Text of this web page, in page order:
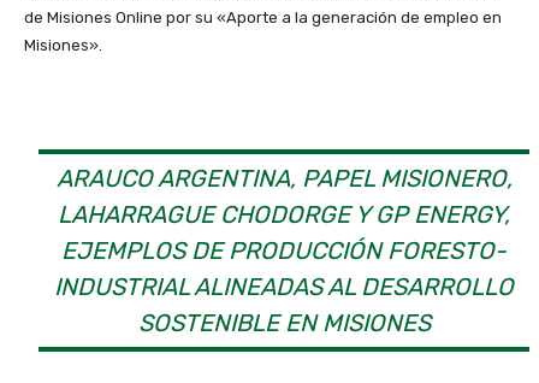
de Misiones Online por su «Aporte a la generación de empleo en
Misiones».
ARAUCO ARGENTINA, PAPEL MISIONERO,
LAHARRAGUE CHODORGE Y GP ENERGY,
EJEMPLOS DE PRODUCCIÓN FORESTO-
INDUSTRIAL ALINEADAS AL DESARROLLO
SOSTENIBLE EN MISIONES